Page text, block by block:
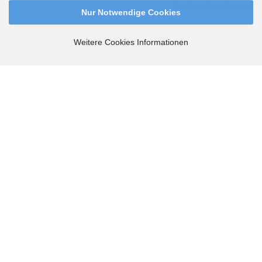
Nur Notwendige Cookies
Weitere Cookies Informationen
Vertrag widerrufen